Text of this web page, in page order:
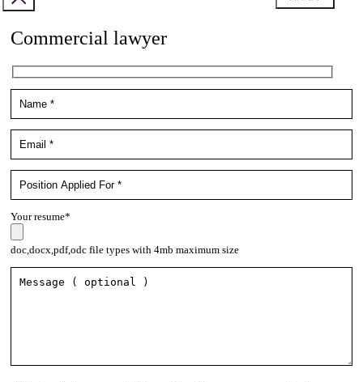
Commercial lawyer
Your resume*
doc,docx,pdf,odc file types with 4mb maximum size